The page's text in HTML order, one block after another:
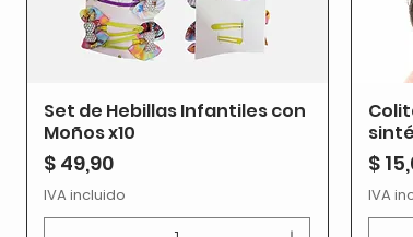
Set de Hebillas Infantiles con
Moños x10
Precio
$ 49,90
IVA incluido
$
IVA